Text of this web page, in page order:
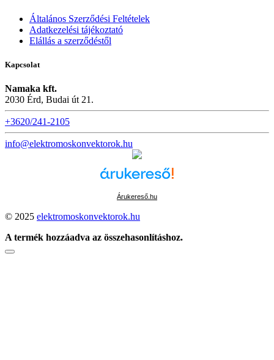
Általános Szerződési Feltételek
Adatkezelési tájékoztató
Elállás a szerződéstől
Kapcsolat
Namaka kft.
2030 Érd, Budai út 21.
+3620/241-2105
info@elektromoskonvektorok.hu
Árukereső.hu
© 2025 elektromoskonvektorok.hu
A termék hozzáadva az összehasonlításhoz.